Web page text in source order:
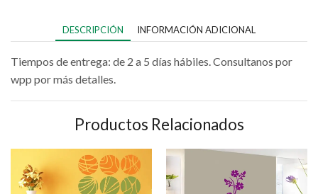
DESCRIPCIÓN INFORMACIÓN ADICIONAL
Tiempos de entrega: de 2 a 5 días hábiles. Consultanos por
wpp por más detalles.
Productos Relacionados